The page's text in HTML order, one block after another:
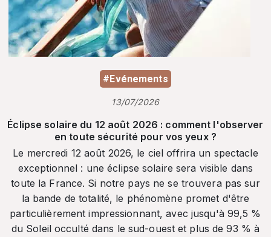
#Evénements
13/07/2026
Éclipse solaire du 12 août 2026 : comment l'observer
en toute sécurité pour vos yeux ?
Le mercredi 12 août 2026, le ciel offrira un spectacle
exceptionnel : une éclipse solaire sera visible dans
toute la France. Si notre pays ne se trouvera pas sur
la bande de totalité, le phénomène promet d'être
particulièrement impressionnant, avec jusqu'à 99,5 %
du Soleil occulté dans le sud-ouest et plus de 93 % à